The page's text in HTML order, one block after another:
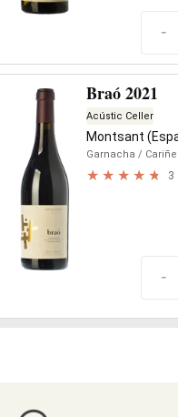
-
Braó 2021
Acústic Celler
Montsant
Garnacha /
3
-